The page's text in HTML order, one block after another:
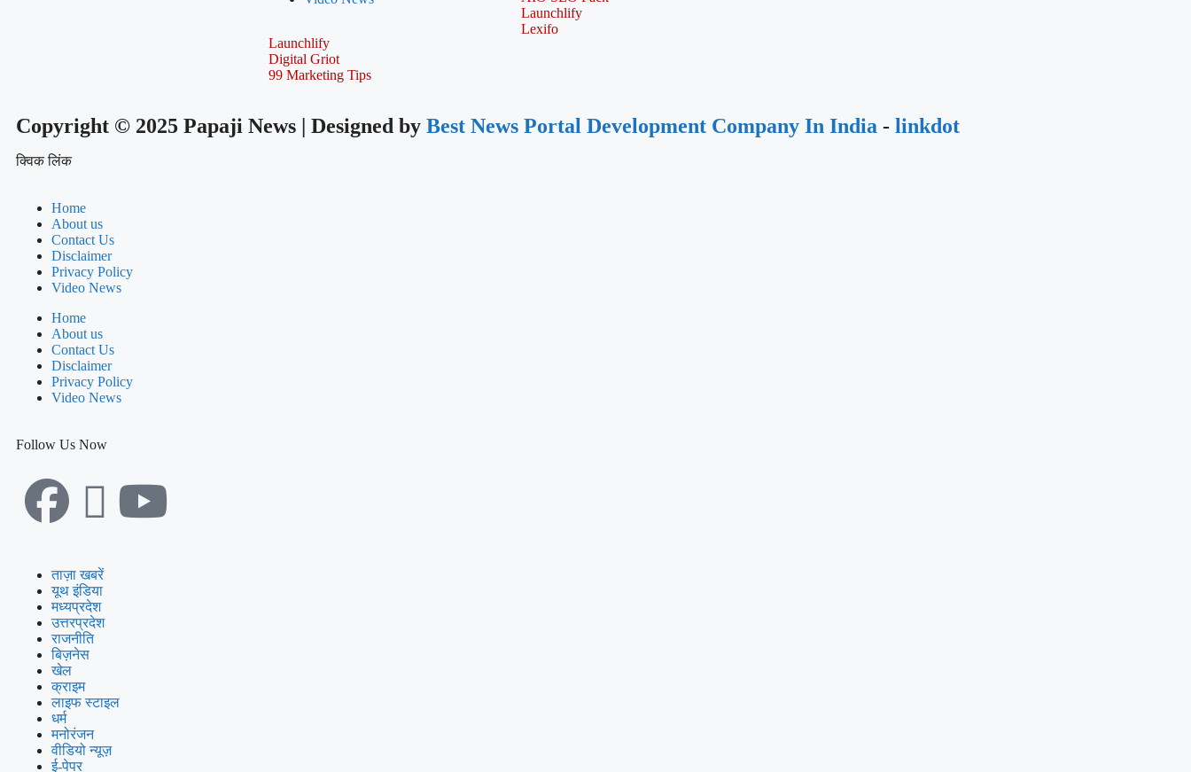
Launchlify
Digital Griot
99 Marketing Tips
Launchlify
Lexifo
Copyright © 2025 Papaji News | Designed by Best News Portal Development Company In India - linkdot
क्विक लिंक
Home
About us
Contact Us
Disclaimer
Privacy Policy
Video News
Home
About us
Contact Us
Disclaimer
Privacy Policy
Video News
Follow Us Now
ताज़ा खबरें
यूथ इंडिया
मध्यप्रदेश
उत्तरप्रदेश
राजनीति
बिज़नेस
खेल
क्राइम
लाइफ स्टाइल
धर्म
मनोरंजन
वीडियो न्यूज़
ई-पेपर